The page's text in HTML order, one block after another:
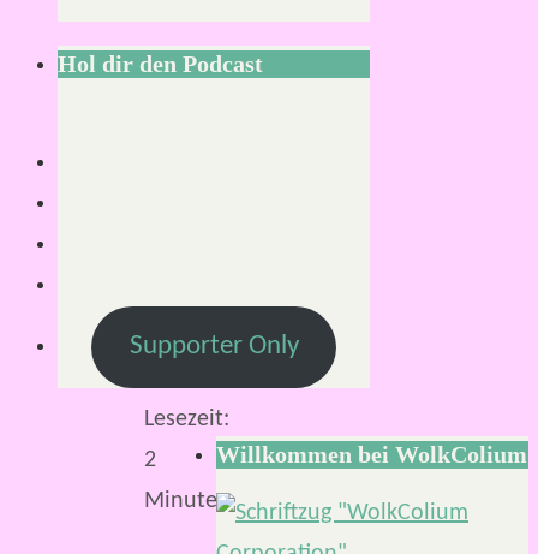
August
Lesezeit:
2
Minuten
Hol dir den Podcast
Supporter Only
Willkommen bei WolkColium